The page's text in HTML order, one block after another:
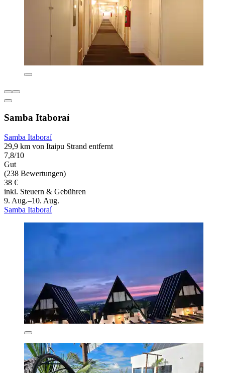
Samba Itaboraí
Samba Itaboraí
29,9 km von Itaipu Strand entfernt
7,8/10
Gut
(238 Bewertungen)
38 €
inkl. Steuern & Gebühren
9. Aug.–10. Aug.
Samba Itaboraí